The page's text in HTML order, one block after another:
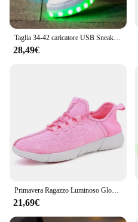
Taglia 34-42 caricatore USB Sneakers incandescenti ragazzi pantofole a LED Sneakers luminose ragazze scarpe traspiranti bambini scarpe Casual a Led
28,49€
Primavera Ragazzo Luminoso Glowing Sneakers Uomo Donna Ragazza Bambini Scarpe luminose a LED Bambini Lampeggianti Adulti Ricarica USB Scarpe in fibra ottica
21,69€